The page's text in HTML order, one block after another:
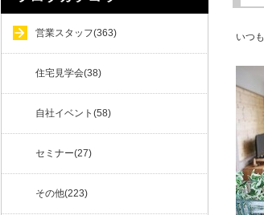
いつ
営業スタッフ(363)
住宅見学会(38)
自社イベント(58)
セミナー(27)
その他(223)